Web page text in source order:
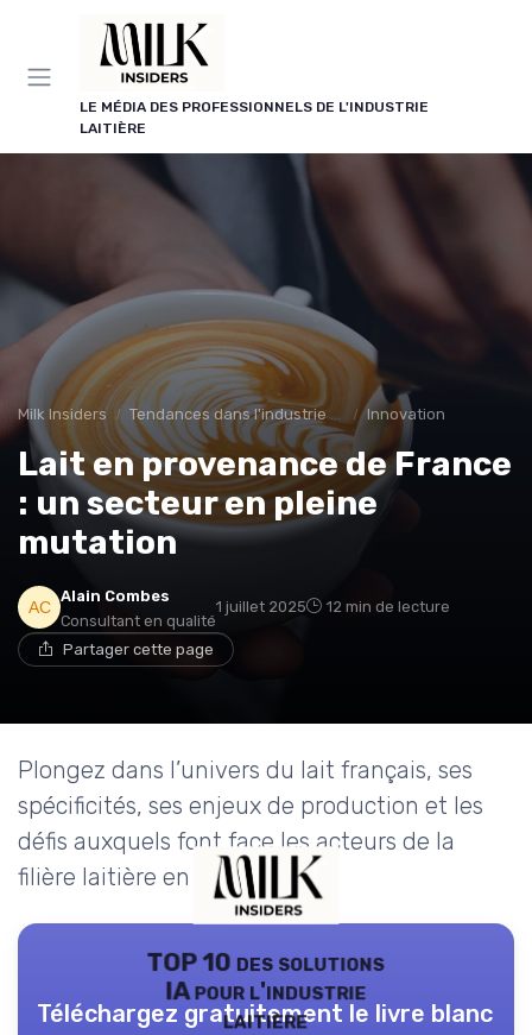
LE MÉDIA DES PROFESSIONNELS DE L'INDUSTRIE
LAITIÈRE
Milk Insiders Tendances dans l'industrie des produits laitiers Innovation
Lait en provenance de France
: un secteur en pleine
mutation
Alain Combes
Consultant en qualité
1 juillet 2025 12 min de lecture
Partager cette page
Plongez dans l’univers du lait français, ses
spécificités, ses enjeux de production et les
défis auxquels font face les acteurs de la
filière laitière en France.
TOP 10 des solutions
IA pour l'industrie
laitière
Téléchargez gratuitement le livre blanc